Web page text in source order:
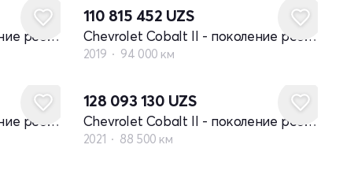
Chevrolet Cobalt II - поколение рестайлинг
110 815 452 UZS
Chevrolet Cobalt II - поколение рестайлинг
2019 94 000 км
Chevrolet Cobalt II - поколение рестайлинг
128 093 130 UZS
Chevrolet Cobalt II - поколение рестайлинг
2021 88 500 км